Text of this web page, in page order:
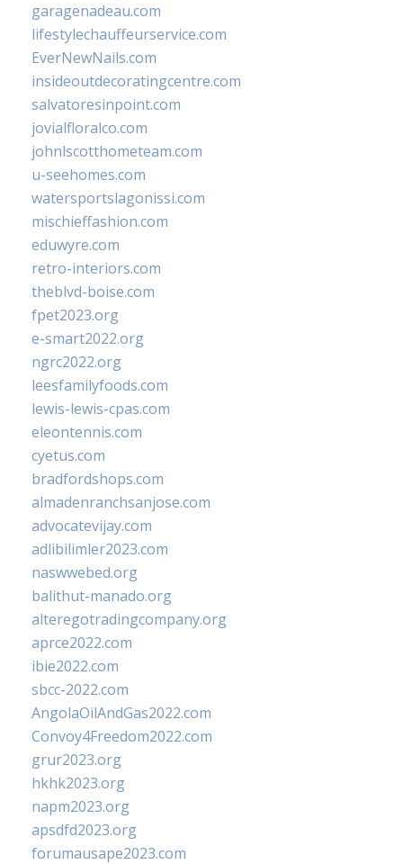
garagenadeau.com
lifestylechauffeurservice.com
EverNewNails.com
insideoutdecoratingcentre.com
salvatoresinpoint.com
jovialfloralco.com
johnlscotthometeam.com
u-seehomes.com
watersportslagonissi.com
mischieffashion.com
eduwyre.com
retro-interiors.com
theblvd-boise.com
fpet2023.org
e-smart2022.org
ngrc2022.org
leesfamilyfoods.com
lewis-lewis-cpas.com
eleontennis.com
cyetus.com
bradfordshops.com
almadenranchsanjose.com
advocatevijay.com
adlibilimler2023.com
naswwebed.org
balithut-manado.org
alteregotradingcompany.org
aprce2022.com
ibie2022.com
sbcc-2022.com
AngolaOilAndGas2022.com
Convoy4Freedom2022.com
grur2023.org
hkhk2023.org
napm2023.org
apsdfd2023.org
forumausape2023.com